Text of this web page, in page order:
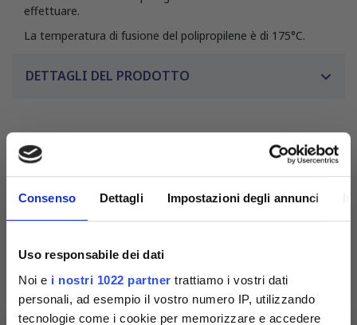
Consenso Dettagli Impostazioni degli annunci
Uso responsabile dei dati
Noi e i nostri 1022 partner trattiamo i vostri dati
personali, ad esempio il vostro numero IP, utilizzando
tecnologie come i cookie per memorizzare e accedere
effettuare.
La temperatura di fusione del polipropilene è di 175°C.
DETTAGLI DEL PRODOTTO